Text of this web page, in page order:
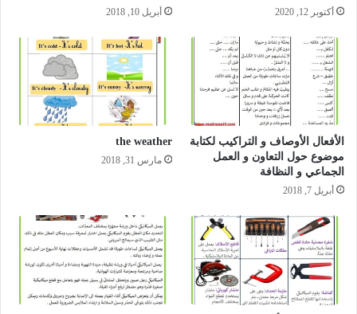
أكتوبر 12, 2020 أبريل 10, 2018
الأفعال الأوصاف و التراكيب لكتابة
موضوع حول التعاون و العمل
الجماعي و النظافة
أبريل 7, 2018
the weather
مارس 31, 2018